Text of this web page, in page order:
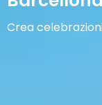
Crea